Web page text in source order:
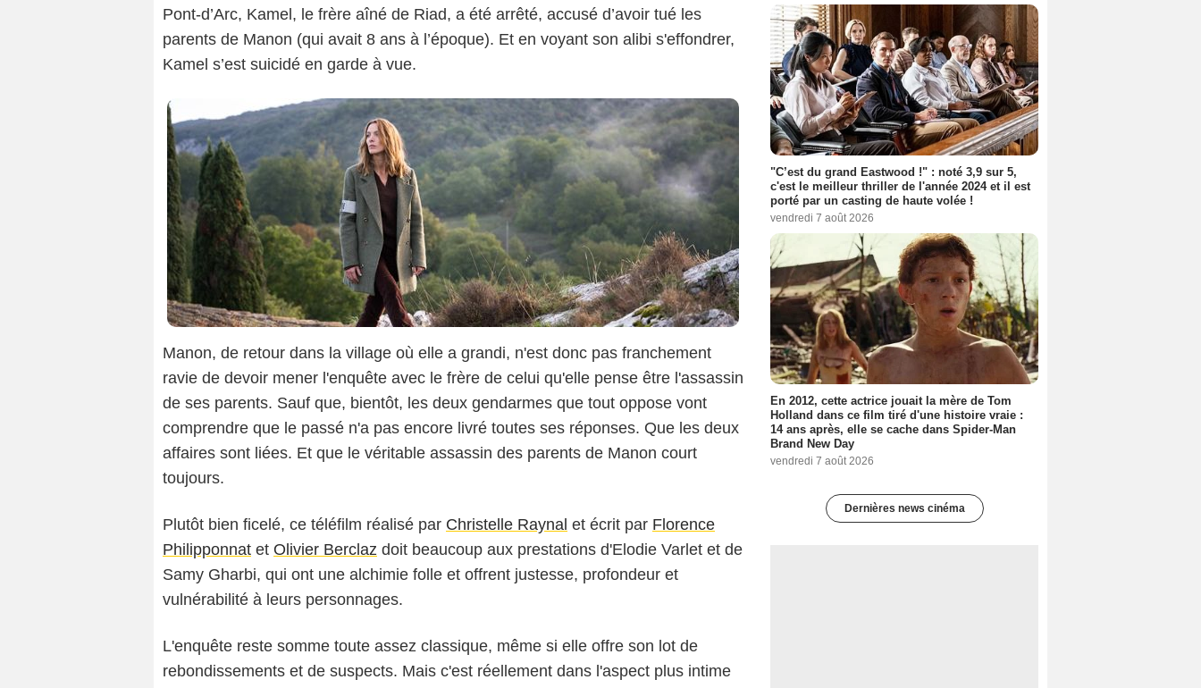
Pont-d’Arc, Kamel, le frère aîné de Riad, a été arrêté, accusé d’avoir tué les
parents de Manon (qui avait 8 ans à l’époque). Et en voyant son alibi s'effondrer,
Kamel s’est suicidé en garde à vue.
Manon, de retour dans la village où elle a grandi, n'est donc pas franchement
ravie de devoir mener l'enquête avec le frère de celui qu'elle pense être l'assassin
de ses parents. Sauf que, bientôt, les deux gendarmes que tout oppose vont
comprendre que le passé n'a pas encore livré toutes ses réponses. Que les deux
affaires sont liées. Et que le véritable assassin des parents de Manon court
toujours.
Plutôt bien ficelé, ce téléfilm réalisé par Christelle Raynal et écrit par Florence
Philipponnat et Olivier Berclaz doit beaucoup aux prestations d'Elodie Varlet et de
Samy Gharbi, qui ont une alchimie folle et offrent justesse, profondeur et
vulnérabilité à leurs personnages.
L'enquête reste somme toute assez classique, même si elle offre son lot de
rebondissements et de suspects. Mais c'est réellement dans l'aspect plus intime
"C’est du grand Eastwood !" : noté 3,9 sur 5,
c'est le meilleur thriller de l'année 2024 et il est
porté par un casting de haute volée !
vendredi 7 août 2026
En 2012, cette actrice jouait la mère de Tom
Holland dans ce film tiré d'une histoire vraie :
14 ans après, elle se cache dans Spider-Man
Brand New Day
vendredi 7 août 2026
Dernières news cinéma